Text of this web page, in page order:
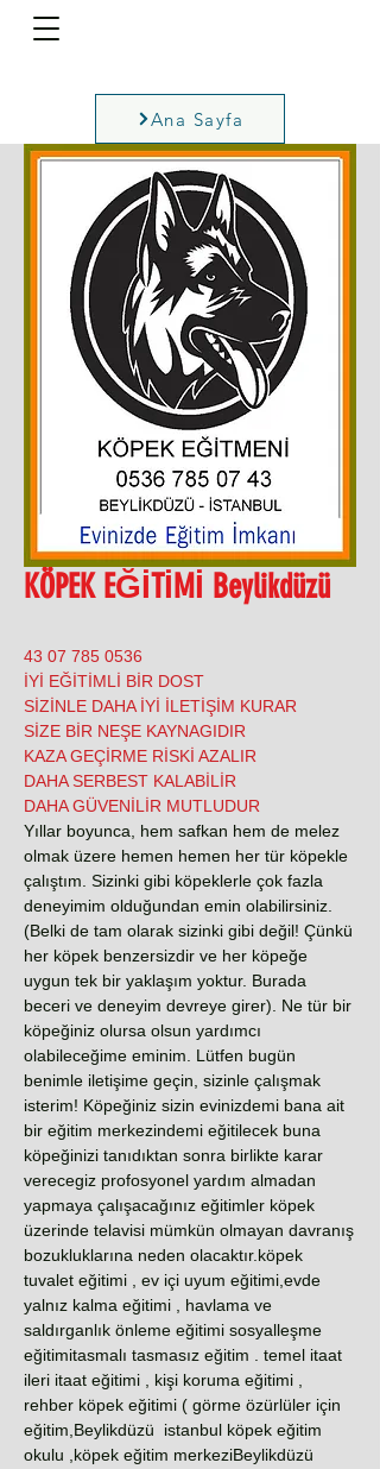
Ana Sayfa
KÖPEK EĞİTİMİ Beylikdüzü
0536 785 07 43
İYİ EĞİTİMLİ BİR DOST
SİZİNLE DAHA İYİ İLETİŞİM KURAR
SİZE BİR NEŞE KAYNAGIDIR
KAZA GEÇİRME RİSKİ AZALIR
DAHA SERBEST KALABİLİR
DAHA GÜVENİLİR MUTLUDUR
Yıllar boyunca, hem safkan hem de melez
olmak üzere hemen hemen her tür köpekle
çalıştım. Sizinki gibi köpeklerle çok fazla
deneyimim olduğundan emin olabilirsiniz.
(Belki de tam olarak sizinki gibi değil! Çünkü
her köpek benzersizdir ve her köpeğe
uygun tek bir yaklaşım yoktur. Burada
beceri ve deneyim devreye girer). Ne tür bir
köpeğiniz olursa olsun yardımcı
olabileceğime eminim. Lütfen bugün
benimle iletişime geçin, sizinle çalışmak
isterim! Köpeğiniz sizin evinizdemi bana ait
bir eğitim merkezindemi eğitilecek buna
köpeğinizi tanıdıktan sonra birlikte karar
verecegiz profosyonel yardım almadan
yapmaya çalışacağınız eğitimler köpek
üzerinde telavisi mümkün olmayan davranış
bozukluklarına neden olacaktır.köpek
tuvalet eğitimi , ev içi uyum eğitimi,evde
yalnız kalma eğitimi , havlama ve
saldırganlık önleme eğitimi sosyalleşme
eğitimitasmalı tasmasız eğitim . temel itaat
ileri itaat eğitimi , kişi koruma eğitimi ,
rehber köpek eğitimi ( görme özürlüler için
eğitim,Beylikdüzü istanbul köpek eğitim
okulu ,köpek eğitim merkeziBeylikdüzü